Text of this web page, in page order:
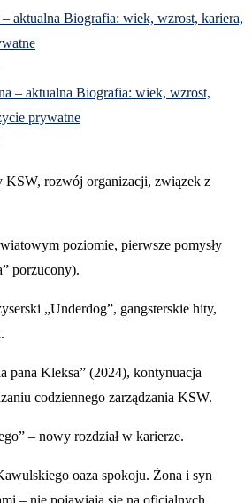
aktualna Biografia: wiek, wzrost, kariera,
– aktualna Biografia: wiek, wzrost,
prywatne
KSW, rozwój organizacji, związek z
poziomie, pierwsze pomysły
porzucony).
„Underdog”, gangsterskie hity,
pana Kleksa” (2024), kontynuacja
codziennego zarządzania KSW.
– nowy rozdział w karierze.
oaza spokoju. Żona i syn